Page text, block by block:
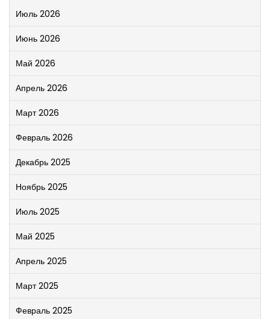
Июль 2026
Июнь 2026
Май 2026
Апрель 2026
Март 2026
Февраль 2026
Декабрь 2025
Ноябрь 2025
Июль 2025
Май 2025
Апрель 2025
Март 2025
Февраль 2025